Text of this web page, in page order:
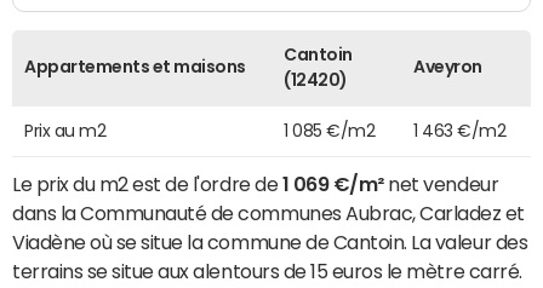
Appartements et maisons
Cantoin
(12420)
Aveyron
Prix au m2 1 085 €/m2 1 463 €/m2
Le prix du m2 est de l'ordre de1 069 €/m²net vendeur
dans la Communauté de communes Aubrac, Carladez et
Viadène où se situe la commune de Cantoin. La valeur des
terrains se situe aux alentours de 15 euros le mètre carré.